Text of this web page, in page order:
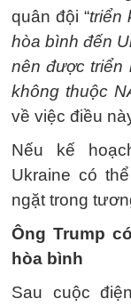
quân đội “triển
hòa bình đến
nên được triển
không thuộc
về việc điều
Nếu kế
Ukraine có
ngặt trong
Ông Trump
hòa bình
Sau cuộc